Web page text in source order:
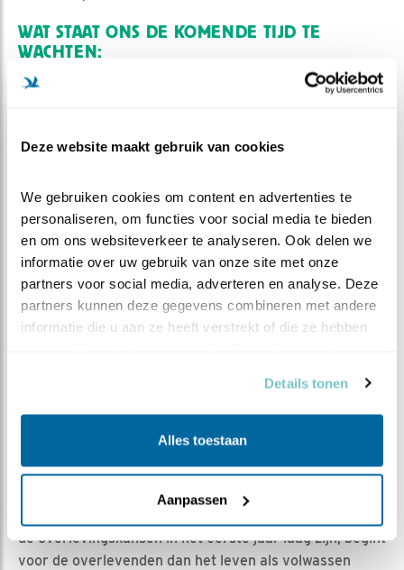
Deze website maakt gebruik van cookies
We gebruiken cookies om content en advertenties te
personaliseren, om functies voor social media te bieden
en om ons websiteverkeer te analyseren. Ook delen we
informatie over uw gebruik van onze site met onze
partners voor social media, adverteren en analyse. Deze
partners kunnen deze gegevens combineren met andere
informatie die u aan ze heeft verstrekt of die ze hebben
Details tonen
Alles toestaan
Aanpassen
WAT STAAT ONS DE KOMENDE TIJD TE
WACHTEN:
Door naar de volgende fases van ons kwartet:
ogen volledig open en worden de kuuks actiever.
Rond de derde week ontwikkelen ze een tweede, grijzer
donslaag. Dan beginnen ook de slagpennen te groeien
en oefenen de jonge doerakken met het strekken van
hun vleugels. Binnen vier tot vijf weken zijn ze bijna
volledig bevederd en beginnen ze te takken – klimmen
en klauteren rondom het nest. Rond de zesde week
wagen ze hun eerste echte vliegpogingen. JOS en M
vallen en weer op te staan. Na ongeveer twee tot drie
maanden zijn de jonge slechtvalken (dan juvenielen)
zelfstandig genoeg om het ouderlijke territorium en
de overlevingskansen in het eerste jaar laag zijn, begint
voor de overlevenden dan het leven als volwassen